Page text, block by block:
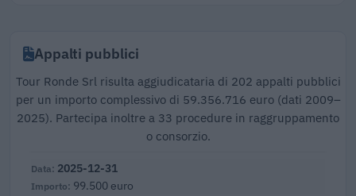
Appalti pubblici
Tour Ronde Srl risulta aggiudicataria di 202 appalti pubblici
per un importo complessivo di 59.356.716 euro (dati 2009–
2025). Partecipa inoltre a 33 procedure in raggruppamento
o consorzio.
2025-12-31
99.500 euro